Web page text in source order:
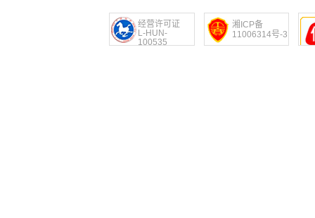
经营许可证
L-HUN-
100535
湘ICP备
11006314号-3